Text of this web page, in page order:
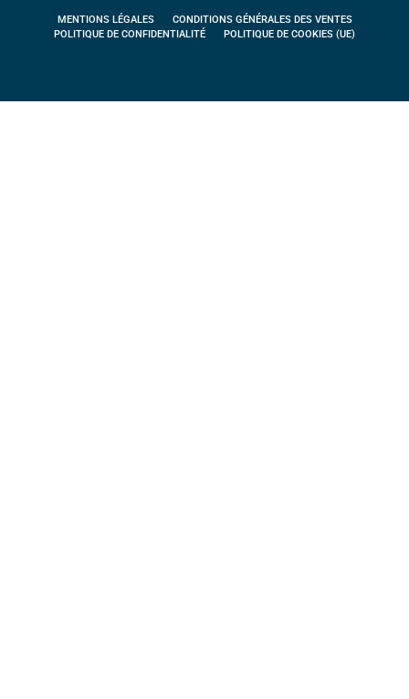
MENTIONS LÉGALES
CONDITIONS GÉNÉRALES DES VENTES
POLITIQUE DE CONFIDENTIALITÉ
POLITIQUE DE COOKIES (UE)